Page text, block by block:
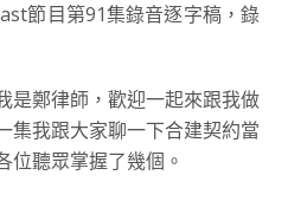
節目第91集錄音逐字稿，錄
是鄭律師，歡迎一起來跟我做
集我跟大家聊一下合建契約當
位聽眾掌握了幾個。